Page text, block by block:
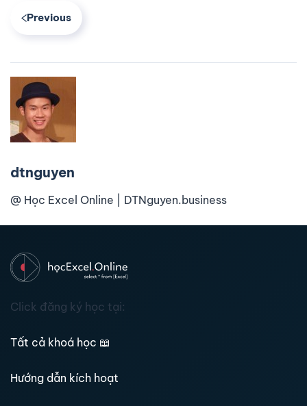
Previous
dtnguyen
@ Học Excel Online | DTNguyen.business
Click đăng ký học tại:
Tất cả khoá học 📖
Hướng dẫn kích hoạt